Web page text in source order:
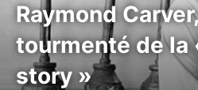
Raymond
tourmenté de la
story »